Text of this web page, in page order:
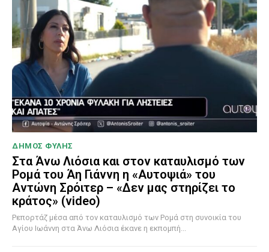
ΔΗΜΟΣ ΦΥΛΗΣ
Στα Άνω Λιόσια και στον καταυλισμό των
Ρομά του Άη Γιάννη η «Αυτοψιά» του
Αντώνη Σρόιτερ – «Δεν μας στηρίζει το
κράτος» (video)
Ρεπορτάζ μέσα από τον καταυλισμό των Ρομά στη συνοικία του
Αγίου Ιωάννη στα Άνω Λιόσια έκανε η εκπομπή...